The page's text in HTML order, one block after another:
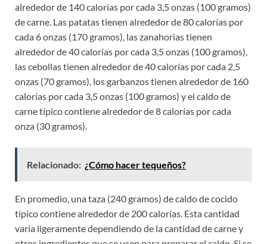
alrededor de 140 calorías por cada 3,5 onzas (100 gramos)
de carne. Las patatas tienen alrededor de 80 calorías por
cada 6 onzas (170 gramos), las zanahorias tienen
alrededor de 40 calorías por cada 3,5 onzas (100 gramos),
las cebollas tienen alrededor de 40 calorías por cada 2,5
onzas (70 gramos), los garbanzos tienen alrededor de 160
calorías por cada 3,5 onzas (100 gramos) y el caldo de
carne típico contiene alrededor de 8 calorías por cada
onza (30 gramos).
Relacionado: ¿Cómo hacer tequeños?
En promedio, una taza (240 gramos) de caldo de cocido
típico contiene alrededor de 200 calorías. Esta cantidad
varía ligeramente dependiendo de la cantidad de carne y